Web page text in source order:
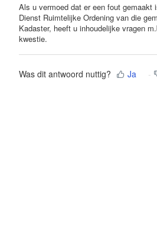
Als u vermoed dat er een fout
Dienst Ruimtelijke Ordening van die
Kadaster, heeft u inhoudelijke vragen
kwestie.
Was dit antwoord nuttig? Ja